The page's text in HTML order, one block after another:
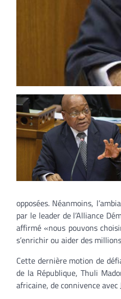
opposées. Néanmoins,
par le leader de l’Alliance
affirmé «nous pouvons
s’enrichir ou aider des
Cette dernière motion de
de la République, Thuli
africaine, de connivence avec